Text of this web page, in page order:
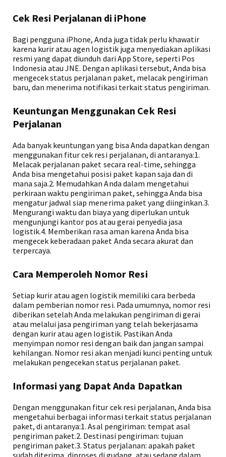
Cek Resi Perjalanan di iPhone
Bagi pengguna iPhone, Anda juga tidak perlu khawatir
karena kurir atau agen logistik juga menyediakan aplikasi
resmi yang dapat diunduh dari App Store, seperti Pos
Indonesia atau JNE. Dengan aplikasi tersebut, Anda bisa
mengecek status perjalanan paket, melacak pengiriman
baru, dan menerima notifikasi terkait status pengiriman.
Keuntungan Menggunakan Cek Resi
Perjalanan
Ada banyak keuntungan yang bisa Anda dapatkan dengan
menggunakan fitur cek resi perjalanan, di antaranya:1.
Melacak perjalanan paket secara real-time, sehingga
Anda bisa mengetahui posisi paket kapan saja dan di
mana saja.2. Memudahkan Anda dalam mengetahui
perkiraan waktu pengiriman paket, sehingga Anda bisa
mengatur jadwal siap menerima paket yang diinginkan.3.
Mengurangi waktu dan biaya yang diperlukan untuk
mengunjungi kantor pos atau gerai penyedia jasa
logistik.4. Memberikan rasa aman karena Anda bisa
mengecek keberadaan paket Anda secara akurat dan
terpercaya.
Cara Memperoleh Nomor Resi
Setiap kurir atau agen logistik memiliki cara berbeda
dalam pemberian nomor resi. Pada umumnya, nomor resi
diberikan setelah Anda melakukan pengiriman di gerai
atau melalui jasa pengiriman yang telah bekerjasama
dengan kurir atau agen logistik. Pastikan Anda
menyimpan nomor resi dengan baik dan jangan sampai
kehilangan. Nomor resi akan menjadi kunci penting untuk
melakukan pengecekan status perjalanan paket.
Informasi yang Dapat Anda Dapatkan
Dengan menggunakan fitur cek resi perjalanan, Anda bisa
mengetahui berbagai informasi terkait status perjalanan
paket, di antaranya:1. Asal pengiriman: tempat asal
pengiriman paket.2. Destinasi pengiriman: tujuan
pengiriman paket.3. Status perjalanan: apakah paket
sudah diterima, diproses di gudang, atau sedang dalam